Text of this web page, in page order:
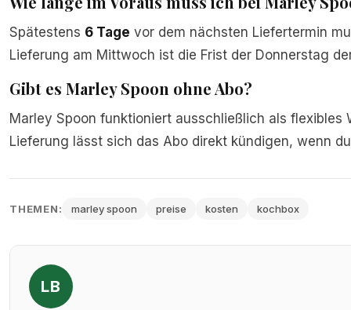
Spätestens 6 Tage vor dem nächsten Liefertermin
Lieferung am Mittwoch ist die Frist der Donnerstag
Gibt es Marley Spoon ohne Abo?
Marley Spoon funktioniert ausschließlich als flexibles
Lieferung lässt sich das Abo direkt kündigen, wenn
THEMEN: marley spoon preise kosten kochbox
LB